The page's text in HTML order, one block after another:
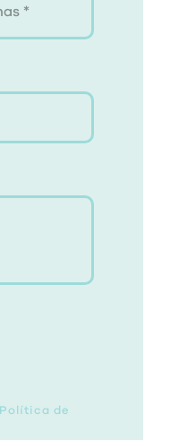
Política de